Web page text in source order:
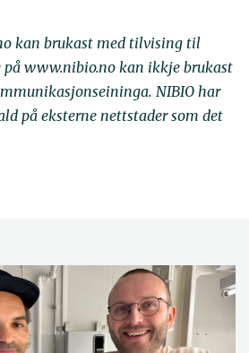
kan brukast med tilvising til
på www.nibio.no kan ikkje brukast
NIBIO har
på eksterne nettstader som det